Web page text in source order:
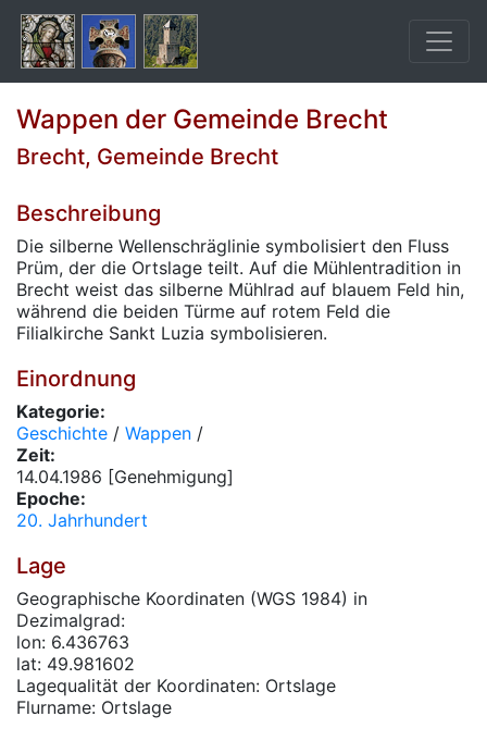
Wappen der Gemeinde Brecht
Brecht, Gemeinde Brecht
Beschreibung
Die silberne Wellenschräglinie symbolisiert den Fluss
Prüm, der die Ortslage teilt. Auf die Mühlentradition in
Brecht weist das silberne Mühlrad auf blauem Feld hin,
während die beiden Türme auf rotem Feld die
Filialkirche Sankt Luzia symbolisieren.
Einordnung
Kategorie:
Geschichte / Wappen /
Zeit:
14.04.1986 [Genehmigung]
Epoche:
20. Jahrhundert
Lage
Geographische Koordinaten (WGS 1984) in
Dezimalgrad:
lon: 6.436763
lat: 49.981602
Lagequalität der Koordinaten: Ortslage
Flurname: Ortslage